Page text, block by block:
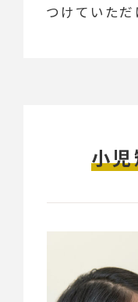
つけていただ
小